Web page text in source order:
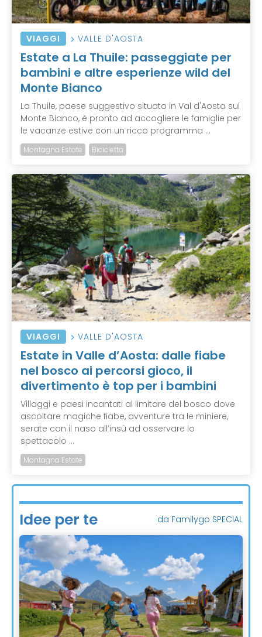
VIAGGI VALLE D'AOSTA
Estate a La Thuile: passeggiate per
bambini e altre esperienze wild del
Monte Bianco
La Thuile, paese suggestivo situato in Val d'Aosta sul
Monte Bianco, è pronto ad accogliere le famiglie per
le vacanze estive con un ricco programma ...
Montagna Estate Bicicletta
VIAGGI VALLE D'AOSTA
Estate in Valle d’Aosta: dalle fiabe
nel bosco ai percorsi gioco, il
divertimento è top per i bambini
Villaggi e paesi incantati al limitare del bosco dove
ascoltare magiche fiabe, avventure tra le miniere,
serate con il naso all’insù ad osservare lo
spettacolo ...
Montagna Estate
Idee per te da Familygo SPECIAL